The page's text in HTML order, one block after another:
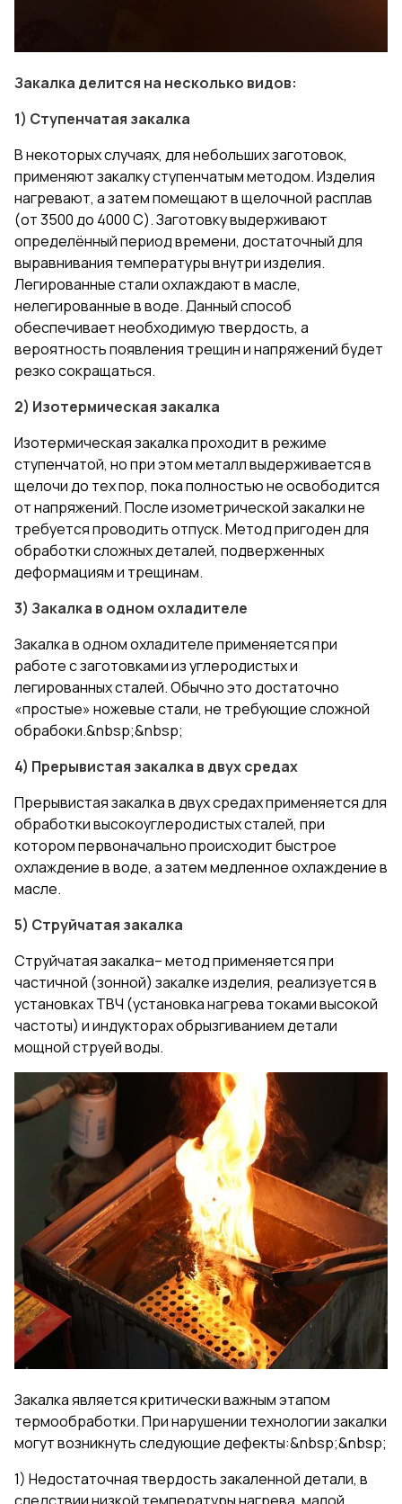
Закалка делится на несколько видов:
1) Ступенчатая закалка
В некоторых случаях, для небольших заготовок,
применяют закалку ступенчатым методом. Изделия
нагревают, а затем помещают в щелочной расплав
(от 3500 до 4000 С). Заготовку выдерживают
определённый период времени, достаточный для
выравнивания температуры внутри изделия.
Легированные стали охлаждают в масле,
нелегированные в воде. Данный способ
обеспечивает необходимую твердость, а
вероятность появления трещин и напряжений будет
резко сокращаться.
2) Изотермическая закалка
Изотермическая закалка проходит в режиме
ступенчатой, но при этом металл выдерживается в
щелочи до тех пор, пока полностью не освободится
от напряжений. После изометрической закалки не
требуется проводить отпуск. Метод пригоден для
обработки сложных деталей, подверженных
деформациям и трещинам.
3) Закалка в одном охладителе
Закалка в одном охладителе применяется при
работе с заготовками из углеродистых и
легированных сталей. Обычно это достаточно
«простые» ножевые стали, не требующие сложной
обрабоки.&nbsp;&nbsp;
4) Прерывистая закалка в двух средах
Прерывистая закалка в двух средах применяется для
обработки высокоуглеродистых сталей, при
котором первоначально происходит быстрое
охлаждение в воде, а затем медленное охлаждение в
масле.
5) Струйчатая закалка
Струйчатая закалка– метод применяется при
частичной (зонной) закалке изделия, реализуется в
установках ТВЧ (установка нагрева токами высокой
частоты) и индукторах обрызгиванием детали
мощной струей воды.
Закалка является критически важным этапом
термообработки. При нарушении технологии закалки
могут возникнуть следующие дефекты:&nbsp;&nbsp;
1) Недостаточная твердость закаленной детали, в